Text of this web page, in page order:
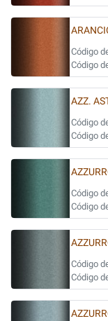
Código
Código
AZZ.
Código
Código
Código
Código
Código
Código